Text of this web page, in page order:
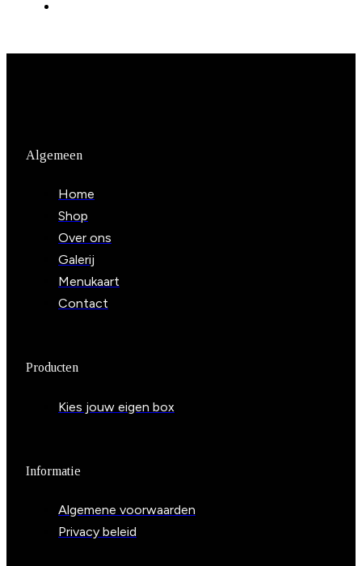
Algemeen
Home
Shop
Over ons
Galerij
Menukaart
Contact
Producten
Kies jouw eigen box
Informatie
Algemene voorwaarden
Privacy beleid